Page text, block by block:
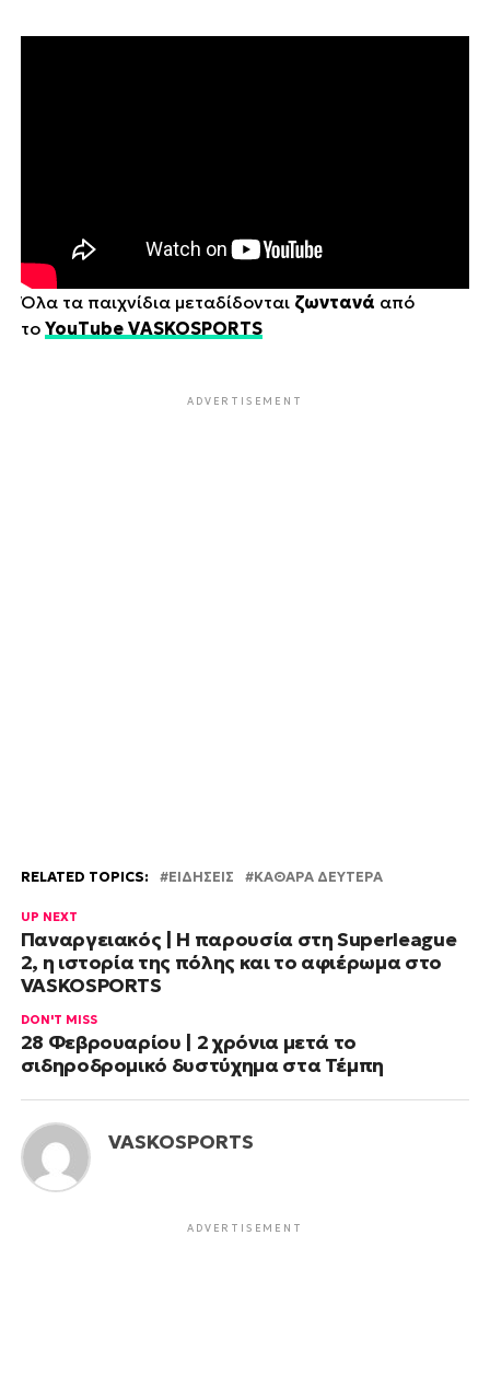
Όλα τα παιχνίδια μεταδίδονται ζωντανά από
το YouTube VASKOSPORTS
ADVERTISEMENT
RELATED TOPICS: ΕΙΔΗΣΕΙΣ ΚΑΘΑΡΑ ΔΕΥΤΕΡΑ
UP NEXT
Παναργειακός | Η παρουσία στη Superleague
2, η ιστορία της πόλης και το αφιέρωμα στο
VASKOSPORTS
DON'T MISS
28 Φεβρουαρίου | 2 χρόνια μετά το
σιδηροδρομικό δυστύχημα στα Τέμπη
VASKOSPORTS
ADVERTISEMENT